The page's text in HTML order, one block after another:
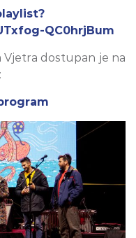
QC0hrjBum
Vjetra dostupan je na